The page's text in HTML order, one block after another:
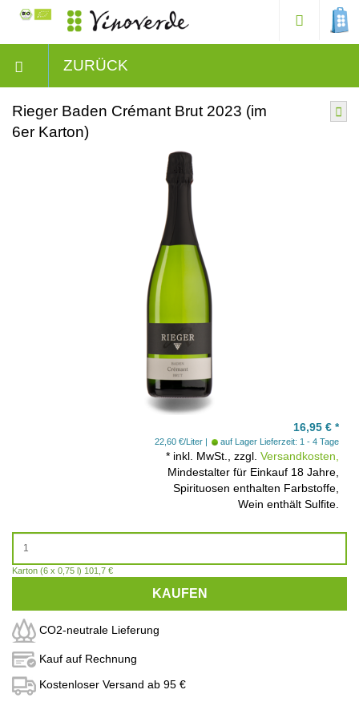
ZURÜCK
Rieger Baden Crémant Brut 2023 (im
6er Karton)
16,95 € *
22,60 €/Liter auf Lager Lieferzeit: 1 - 4 Tage
* inkl. MwSt., zzgl. Versandkosten,
Mindestalter für Einkauf 18 Jahre,
Spirituosen enthalten Farbstoffe,
Wein enthält Sulfite.
Karton (6 x 0,75 l) 101,7 €
KAUFEN
CO2-neutrale Lieferung
Kauf auf Rechnung
Kostenloser Versand ab 95 €